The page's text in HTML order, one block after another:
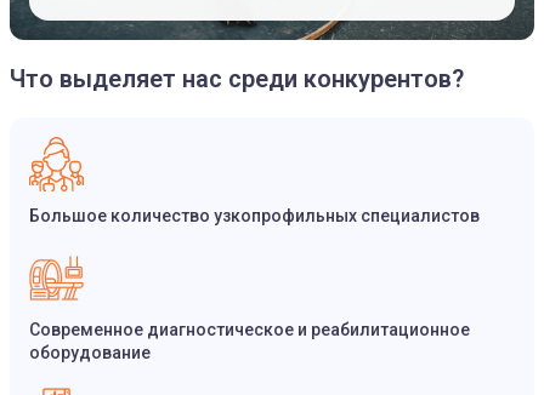
Что выделяет нас среди конкурентов?
Большое количество узкопрофильных специалистов
Современное диагностическое и реабилитационное
оборудование